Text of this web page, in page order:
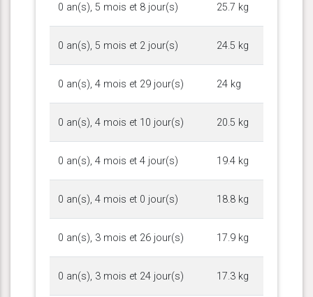
0 an(s), 5 mois et 8 jour(s) 25.7 kg
0 an(s), 5 mois et 2 jour(s) 24.5 kg
0 an(s), 4 mois et 29 jour(s) 24 kg
0 an(s), 4 mois et 10 jour(s) 20.5 kg
0 an(s), 4 mois et 4 jour(s) 19.4 kg
0 an(s), 4 mois et 0 jour(s) 18.8 kg
0 an(s), 3 mois et 26 jour(s) 17.9 kg
0 an(s), 3 mois et 24 jour(s) 17.3 kg